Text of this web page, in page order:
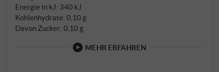
Energie in kJ: 340 kJ
Kohlenhydrate: 0,10 g
Davon Zucker: 0,10 g
MEHR ERFAHREN